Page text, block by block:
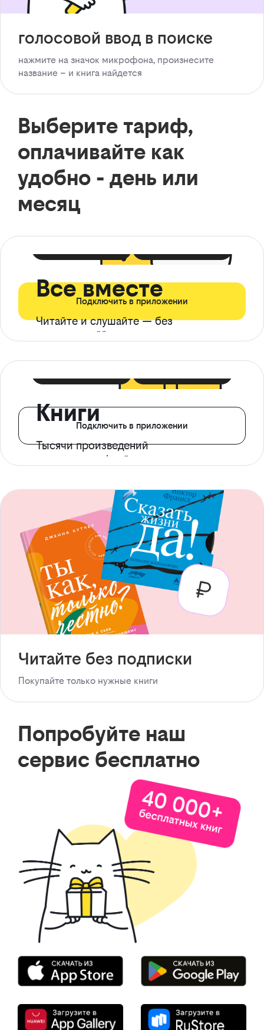
голосовой ввод в поиске
нажмите на значок микрофона, произнесите
название – и книга найдется
Выберите тариф,
оплачивайте как
удобно - день или
месяц
Все вместе
Читайте и слушайте — без
ограничений*
Подключить в приложении
Книги
Тысячи произведений
с доступом офлайн
Подключить в приложении
Читайте без подписки
Покупайте только нужные книги
Попробуйте наш
сервис бесплатно